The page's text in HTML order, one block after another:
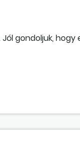
gondoljuk, hogy